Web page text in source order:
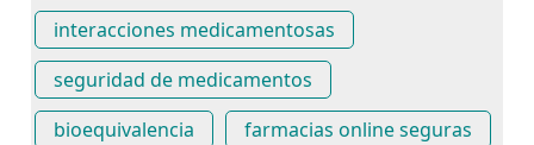
interacciones medicamentosas
seguridad de medicamentos
bioequivalencia
farmacias online seguras